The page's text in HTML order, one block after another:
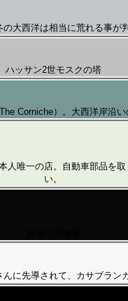
の大西洋は相当に荒れる事が
ハッサン2世モスクの塔
Corniche）。大西洋岸沿
人唯一の店。自動車部品を
い。
に先導されて、カサブラン